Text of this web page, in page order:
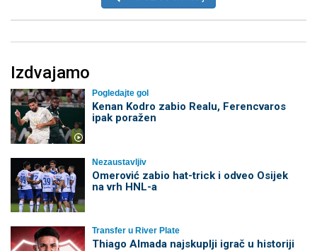
Izdvajamo
Pogledajte gol
Kenan Kodro zabio Realu, Ferencvaros
ipak poražen
Nezaustavljiv
Omerović zabio hat-trick i odveo Osijek
na vrh HNL-a
Transfer u River Plate
Thiago Almada najskuplji igrač u historiji